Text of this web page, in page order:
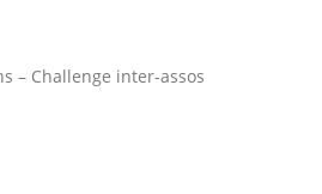
– Challenge inter-assos